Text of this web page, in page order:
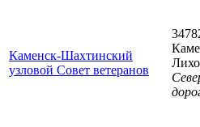
Каменск-Шахтинский
узловой Совет ветеранов